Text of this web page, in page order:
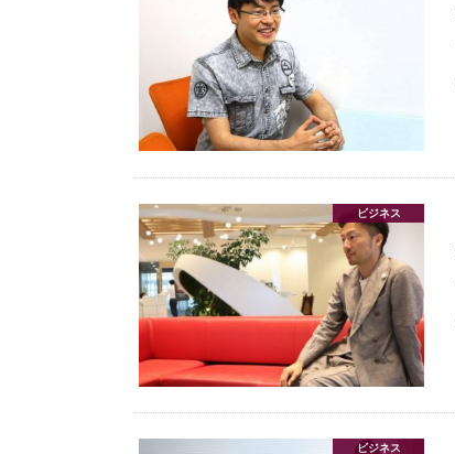
ビジネス
ビジネス